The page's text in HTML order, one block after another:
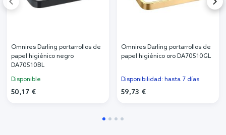
Omnires Darling portarrollos de
papel higiénico negro
DA70510BL
Disponible
50,17 €
Omnires Darling portarrollos de
papel higiénico oro DA70510GL
Disponibilidad: hasta 7 días
59,73 €